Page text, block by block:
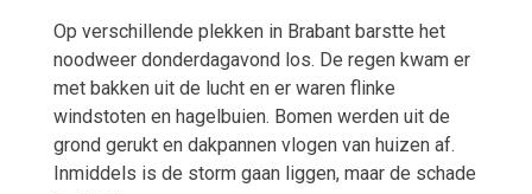
Op verschillende plekken in Brabant barstte het
noodweer donderdagavond los. De regen kwam er
met bakken uit de lucht en er waren flinke
windstoten en hagelbuien. Bomen werden uit de
grond gerukt en dakpannen vlogen van huizen af.
Inmiddels is de storm gaan liggen, maar de schade